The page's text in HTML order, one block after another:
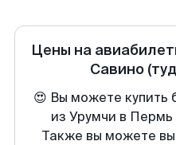
Цены на
Савино
😍 Вы можете купить
из Урумчи в Пермь
Также вы можете